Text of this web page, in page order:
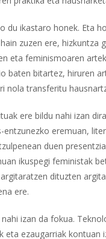
du ikastaro honek. Eta
zuzen ere, hizkuntza
eta feminismoaren
baten bitartez, hiruren
nola transferitu
ere bildu nahi izan
eremuan,
duen
ikuspegi feministak
dituzten
ere.
izan da fokua.
eta ezaugarriak